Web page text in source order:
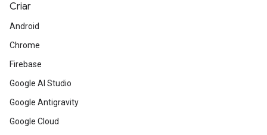
Criar
Android
Chrome
Firebase
Google AI Studio
Google Antigravity
Google Cloud